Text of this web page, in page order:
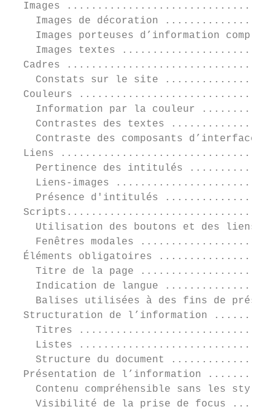
Images
Images de décoration
Images porteuses d’information
Images textes
Cadres
Constats sur le site
Couleurs
Information par la couleur
Contrastes des textes
Contraste des composants d’interface
Liens
Pertinence des intitulés
Liens-images
Présence d'intitulés
Utilisation des boutons et des liens
Fenêtres modales
Éléments obligatoires
Titre de la page
Indication de langue
Balises utilisées à des fins de
Structuration de l’information
Titres
Listes
Structure du document
Présentation de l’information
Contenu compréhensible sans les
Visibilité de la prise de focus